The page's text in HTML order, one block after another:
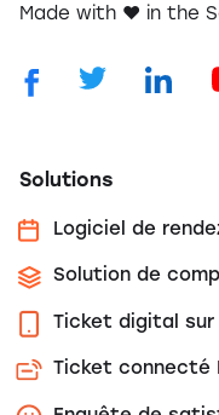
Made with ❤️ in the
Solutions
Logiciel de
Solution de
Ticket digital sur
Ticket connecté